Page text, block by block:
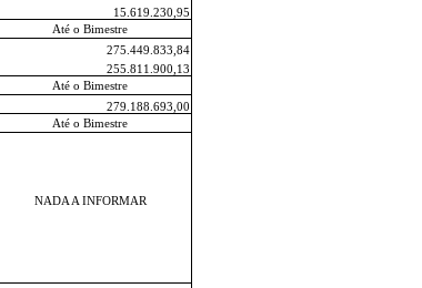
15.619.230,95
Até o Bimestre
275.449.833,84
255.811.900,13
Até o Bimestre
279.188.693,00
Até o Bimestre
NADA A INFORMAR